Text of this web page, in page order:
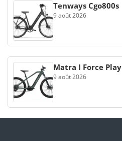
Tenways Cgo800s
9 août 2026
Matra I Force Play
9 août 2026